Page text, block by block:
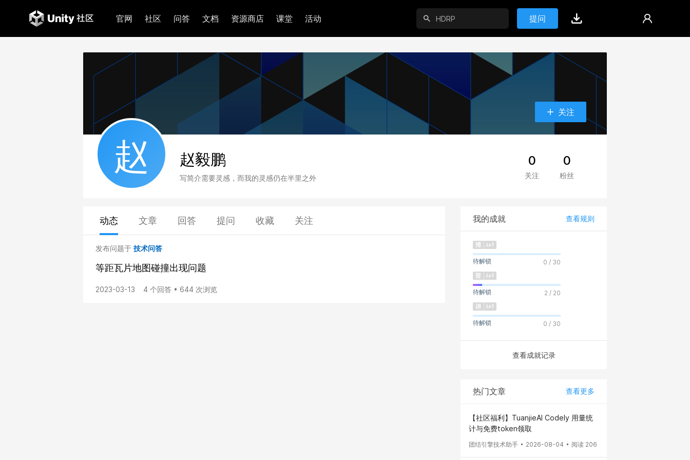
官网 社区 问答 文档 资源商店 课堂 活动 提问
关注
赵 赵毅鹏
写简介需要灵感，而我的灵感仍在半里之外
0
关注
0
粉丝
动态 文章 回答 提问 收藏 关注
发布问题于 技术问答
等距瓦片地图碰撞出现问题
2023-03-13 4 个回答 • 644 次浏览
我的成就 查看规则
待解锁 0 / 30
待解锁 2 / 20
待解锁 0 / 30
查看成就记录
热门文章 查看更多
【社区福利】TuanjieAI Codely 用量统
计与免费token领取
团结引擎技术助手 2026-08-04 阅读 206